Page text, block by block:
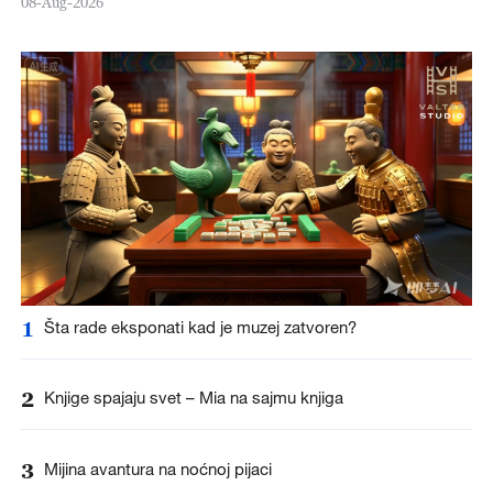
1 Šta rade eksponati kad je muzej zatvoren?
2 Knjige spajaju svet – Mia na sajmu knjiga
3 Mijina avantura na noćnoj pijaci